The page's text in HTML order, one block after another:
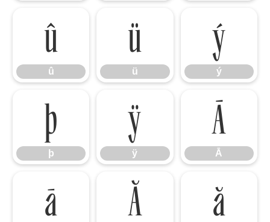
û
û
ü
ü
ý
ý
þ
þ
ÿ
ÿ
Ā
Ā
ā Ă ă